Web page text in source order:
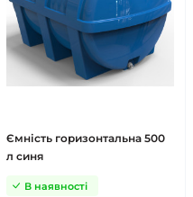
Ємність горизонтальна 500
л синя
В наявності